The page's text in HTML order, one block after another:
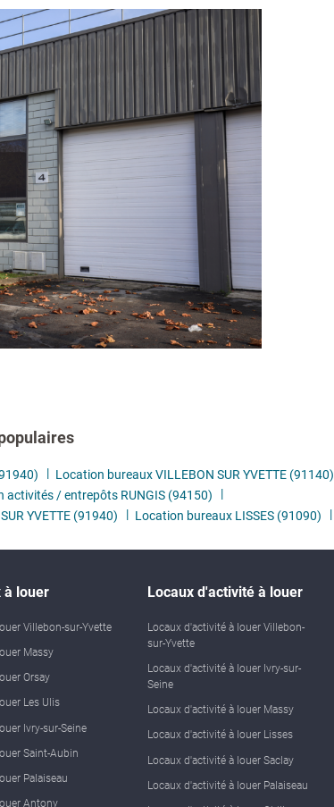
Location bureaux VILLEBON SUR YVETTE (91140)
activités / entrepôts RUNGIS (94150)
YVETTE (91940) Location bureaux LISSES (91090)
à louer
Villebon-sur-Yvette
Massy
Orsay
Les Ulis
Ivry-sur-Seine
Saint-Aubin
Palaiseau
Antony
Locaux d'activité à louer
Locaux d'activité à louer Villebon-
sur-Yvette
Locaux d'activité à louer Ivry-sur-
Seine
Locaux d'activité à louer Massy
Locaux d'activité à louer Lisses
Locaux d'activité à louer Saclay
Locaux d'activité à louer Palaiseau